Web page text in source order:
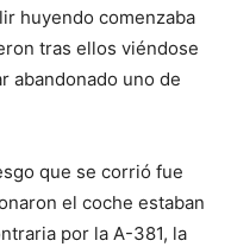
huyendo comenzaba
tras ellos viéndose
abandonado uno de
que se corrió fue
el coche estaban
por la A-381, la